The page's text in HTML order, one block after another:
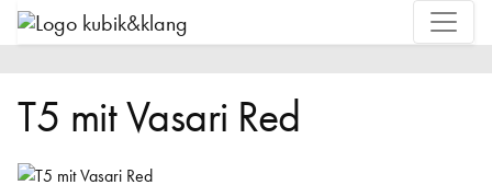
T5 mit Vasari Red